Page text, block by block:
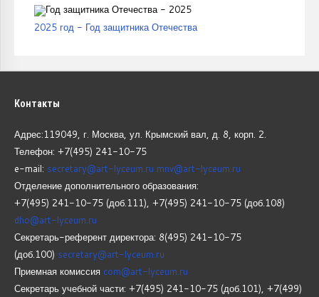
2025 год - Год защитника Отечества
Контакты
Адрес:119049, г. Москва, ул. Крымский вал, д. 8, корп. 2.
Телефон: +7(495) 241-10-75
e-mail: secretary@art-lyceum.ru mnv@art-lyceum.ru
Отделение дополнительного образования:
+7(495) 241-10-75 (доб.111), +7(495) 241-10-75 (доб.108)
dho@art-lyceum.ru
Секретарь-референт директора: 8(495) 241-10-75
(доб.100) secretary@art-lyceum.ru
Приемная комиссия com@art-lyceum.ru
Секретарь учебной части: +7(495) 241-10-75 (доб.101), +7(499)